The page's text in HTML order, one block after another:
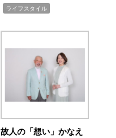
ライフスタイル
故人の「想い」かなえ